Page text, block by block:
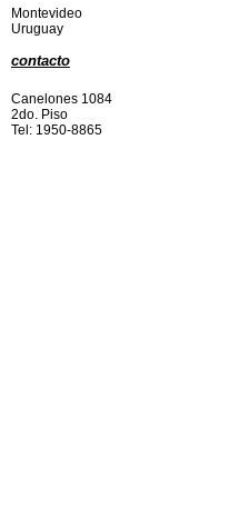
Montevideo
Uruguay
contacto
Canelones 1084
2do. Piso
Tel: 1950-8865